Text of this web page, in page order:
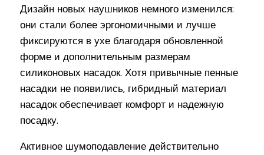
Дизайн новых наушников немного изменился:
они стали более эргономичными и лучше
фиксируются в ухе благодаря обновленной
форме и дополнительным размерам
силиконовых насадок. Хотя привычные пенные
насадки не появились, гибридный материал
насадок обеспечивает комфорт и надежную
посадку.
Активное шумоподавление действительно